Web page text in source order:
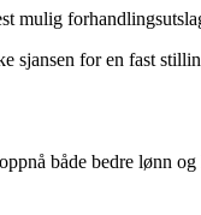
mulig
sjansen for en fast
både bedre lønn